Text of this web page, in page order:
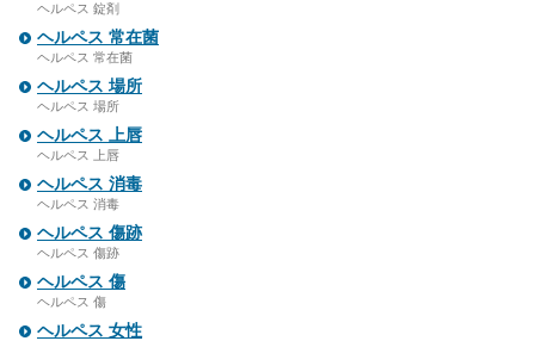
ヘルペス 錠剤
ヘルペス 常在菌
ヘルペス 常在菌
ヘルペス 場所
ヘルペス 場所
ヘルペス 上唇
ヘルペス 上唇
ヘルペス 消毒
ヘルペス 消毒
ヘルペス 傷跡
ヘルペス 傷跡
ヘルペス 傷
ヘルペス 傷
ヘルペス 女性